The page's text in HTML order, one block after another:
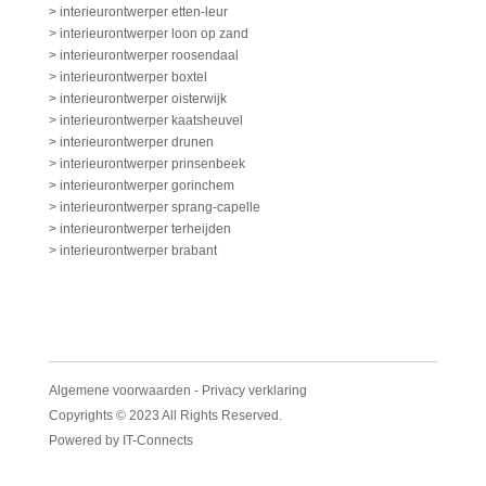
> interieurontwerper etten-leur
> interieurontwerper loon op zand
> interieurontwerper roosendaal
> interieurontwerper boxtel
> interieurontwerper oisterwijk
> interieurontwerper kaatsheuvel
> interieurontwerper drunen
> interieurontwerper prinsenbeek
> interieurontwerper gorinchem
> interieurontwerper sprang-capelle
> interieurontwerper terheijden
> interieurontwerper brabant
Algemene voorwaarden - Privacy verklaring
Copyrights © 2023 All Rights Reserved.
Powered by IT-Connects